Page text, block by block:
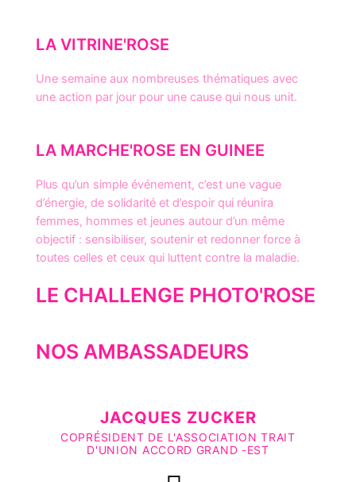
LA VITRINE'ROSE
Une semaine aux nombreuses thématiques avec
une action par jour pour une cause qui nous unit.
LA MARCHE'ROSE EN GUINEE
Plus qu’un simple événement, c’est une vague
d’énergie, de solidarité et d’espoir qui réunira
femmes, hommes et jeunes autour d’un même
objectif : sensibiliser, soutenir et redonner force à
toutes celles et ceux qui luttent contre la maladie.
LE CHALLENGE PHOTO'ROSE
NOS AMBASSADEURS
JACQUES ZUCKER
COPRÉSIDENT DE L'ASSOCIATION TRAIT
D'UNION ACCORD GRAND -EST